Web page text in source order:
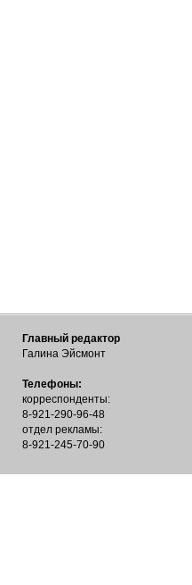
Главный редактор
Галина Эйсмонт
Телефоны:
корреспонденты:
8-921-290-96-48
отдел рекламы:
8-921-245-70-90